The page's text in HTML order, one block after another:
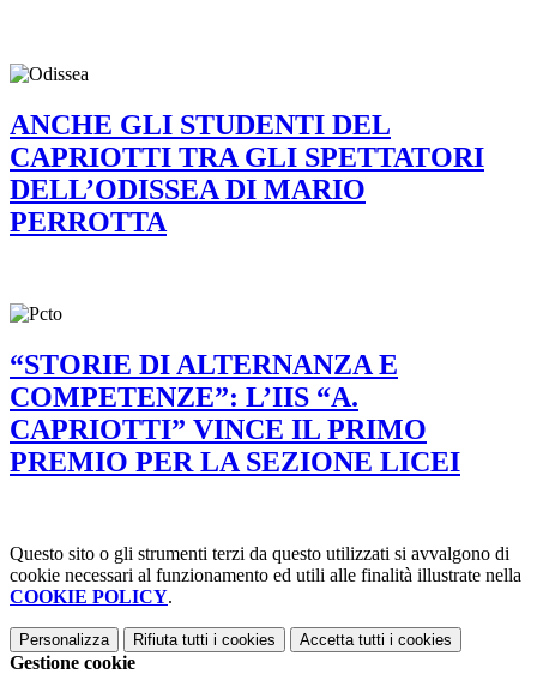
ANCHE GLI STUDENTI DEL
CAPRIOTTI TRA GLI SPETTATORI
DELL’ODISSEA DI MARIO
PERROTTA
“STORIE DI ALTERNANZA E
COMPETENZE”: L’IIS “A.
CAPRIOTTI” VINCE IL PRIMO
PREMIO PER LA SEZIONE LICEI
Questo sito o gli strumenti terzi da questo utilizzati si avvalgono di
cookie necessari al funzionamento ed utili alle finalità illustrate nella
COOKIE POLICY.
Personalizza Rifiuta tutti i cookies Accetta tutti i cookies
Gestione cookie